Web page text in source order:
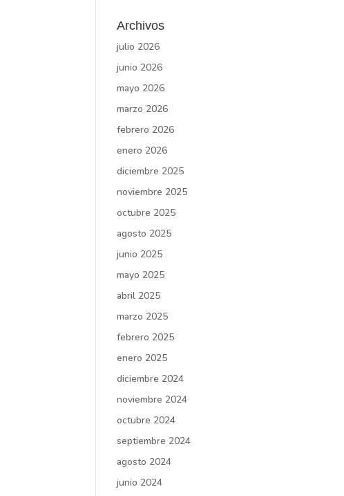
Archivos
julio 2026
junio 2026
mayo 2026
marzo 2026
febrero 2026
enero 2026
diciembre 2025
noviembre 2025
octubre 2025
agosto 2025
junio 2025
mayo 2025
abril 2025
marzo 2025
febrero 2025
enero 2025
diciembre 2024
noviembre 2024
octubre 2024
septiembre 2024
agosto 2024
junio 2024